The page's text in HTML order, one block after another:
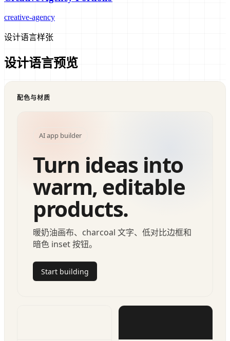
creative-agency
设计语言样张
设计语言预览
配色与材质
AI app builder
Turn ideas into
warm, editable
products.
暖奶油画布、charcoal 文字、低对比边框和
暗色 inset 按钮。
Start building